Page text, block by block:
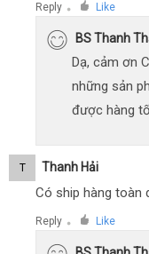
Reply ● Like
BS Thanh
Dạ, cảm ơn
những sản
được hàng
T Thanh Hải
Có ship hàng toàn
Reply ● Like